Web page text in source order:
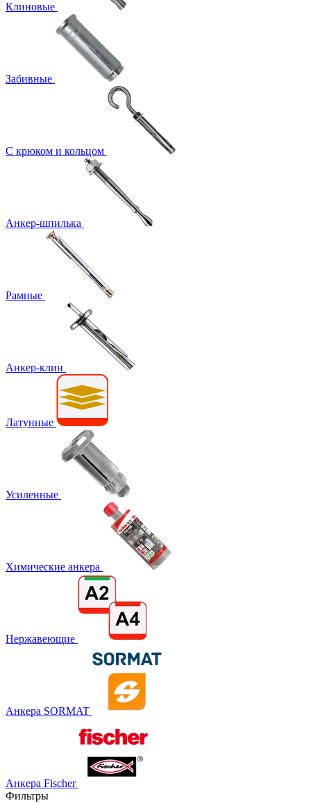
Клиновые
Забивные
С крюком и кольцом
Анкер-шпилька
Рамные
Анкер-клин
Латунные
Усиленные
Химические анкера
Нержавеющие
Анкера SORMAT
Анкера Fischer
Фильтры